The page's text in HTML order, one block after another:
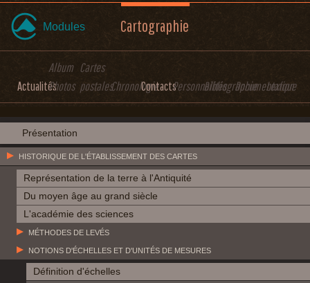
Modules Cartographie
Actualités
Album
Photos
Cartes
postalesChronologieContactsPersonnalitésBibliographieDocumentation
Lexique
Présentation
HISTORIQUE DE L'ÉTABLISSEMENT DES CARTES
Représentation de la terre à l'Antiquité
Du moyen âge au grand siècle
L'académie des sciences
MÉTHODES DE LEVÉS
NOTIONS D'ÉCHELLES ET D'UNITÉS DE MESURES
Définition d'échelles